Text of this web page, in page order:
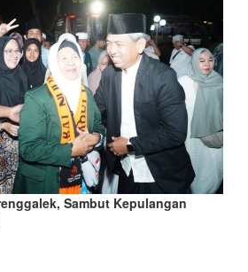
Sambut Kepulangan